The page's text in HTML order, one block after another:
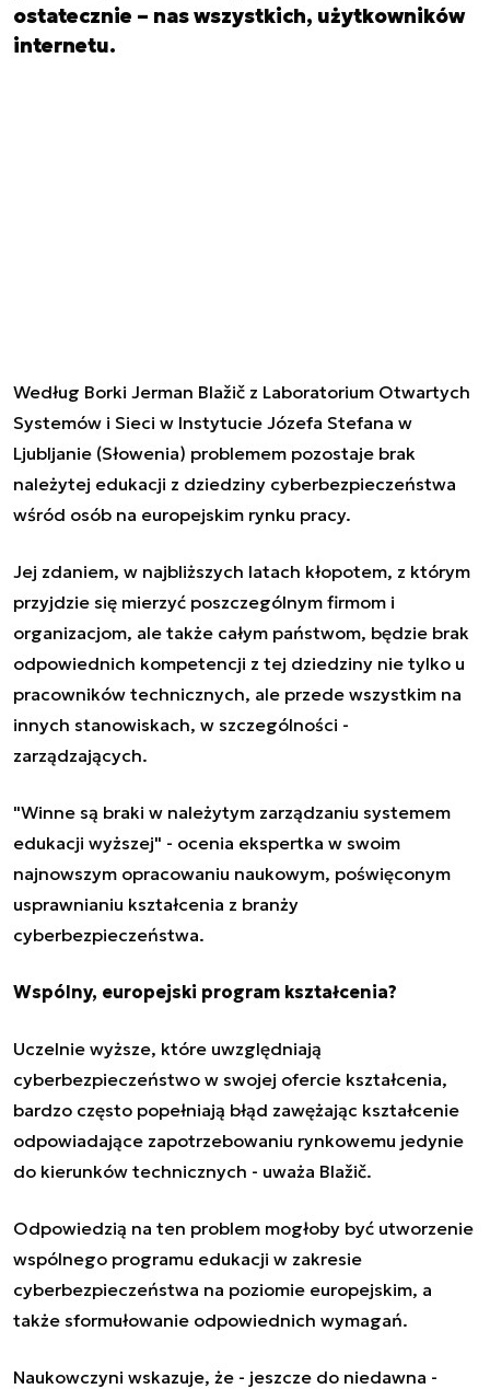
ostatecznie – nas wszystkich, użytkowników
internetu.
Według Borki Jerman Blažič z Laboratorium Otwartych
Systemów i Sieci w Instytucie Józefa Stefana w
Ljubljanie (Słowenia) problemem pozostaje brak
należytej edukacji z dziedziny cyberbezpieczeństwa
wśród osób na europejskim rynku pracy.
Jej zdaniem, w najbliższych latach kłopotem, z którym
przyjdzie się mierzyć poszczególnym firmom i
organizacjom, ale także całym państwom, będzie brak
odpowiednich kompetencji z tej dziedziny nie tylko u
pracowników technicznych, ale przede wszystkim na
innych stanowiskach, w szczególności -
zarządzających.
"Winne są braki w należytym zarządzaniu systemem
edukacji wyższej" - ocenia ekspertka w swoim
najnowszym opracowaniu naukowym, poświęconym
usprawnianiu kształcenia z branży
cyberbezpieczeństwa.
Wspólny, europejski program kształcenia?
Uczelnie wyższe, które uwzględniają
cyberbezpieczeństwo w swojej ofercie kształcenia,
bardzo często popełniają błąd zawężając kształcenie
odpowiadające zapotrzebowaniu rynkowemu jedynie
do kierunków technicznych - uważa Blažič.
Odpowiedzią na ten problem mogłoby być utworzenie
wspólnego programu edukacji w zakresie
cyberbezpieczeństwa na poziomie europejskim, a
także sformułowanie odpowiednich wymagań.
Naukowczyni wskazuje, że - jeszcze do niedawna -